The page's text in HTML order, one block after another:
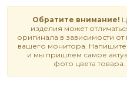
Обратите внимание!
изделия может
оригинала в зависимости от
вашего монитора. Напишите
и мы пришлем самое
фото цвета товара.